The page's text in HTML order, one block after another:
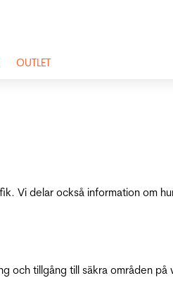
Vi delar också information om
och tillgång till säkra områden
OUTLET